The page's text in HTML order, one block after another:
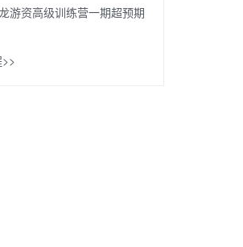
游资高级训练营一期超预期